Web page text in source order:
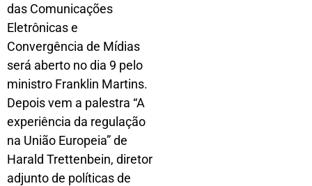
das Comunicações
Eletrônicas e
Convergência de Mídias
será aberto no dia 9 pelo
ministro Franklin Martins.
Depois vem a palestra “A
experiência da regulação
na União Europeia” de
Harald Trettenbein, diretor
adjunto de políticas de